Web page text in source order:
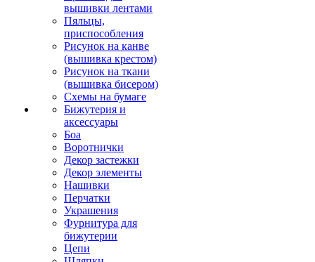
вышивки лентами
Пяльцы,
приспособления
Рисунок на канве
(вышивка крестом)
Рисунок на ткани
(вышивка бисером)
Схемы на бумаге
Бижутерия и
аксессуары
Боа
Воротнички
Декор застежки
Декор элементы
Нашивки
Перчатки
Украшения
Фурнитура для
бижутерии
Цепи